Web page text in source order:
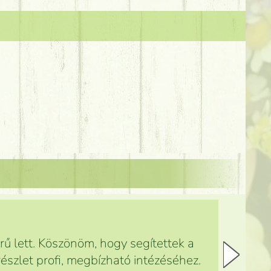
lett. Köszönöm, hogy segítettek a
profi, megbízható intézéséhez.